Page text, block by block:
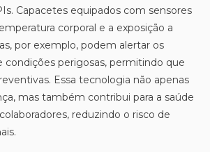
Capacetes equipados com sensores
corporal e a exposição a
por exemplo, podem alertar os
condições perigosas, permitindo que
Essa tecnologia não apenas
mas também contribui para a saúde
reduzindo o risco de